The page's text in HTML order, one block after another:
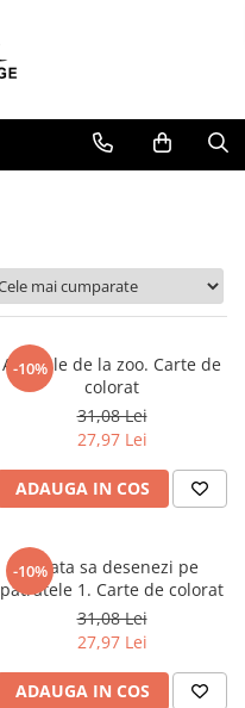
-10%
Animale de la zoo. Carte de
colorat
31,08 Lei
27,97 Lei
ADAUGA IN COS
-10%
Invata sa desenezi pe
patratele 1. Carte de colorat
31,08 Lei
27,97 Lei
ADAUGA IN COS